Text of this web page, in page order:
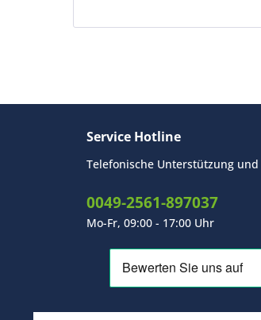
Service Hotline
Telefonische Unterstützung
0049-2561-897037
Mo-Fr, 09:00 - 17:00 Uhr